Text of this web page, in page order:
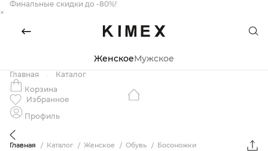
Финальные скидки до -80%!
×
ЖенскоеМужское
Главная
Каталог
Корзина
Избранное
Профиль
Главная Каталог Женское Обувь Босоножки